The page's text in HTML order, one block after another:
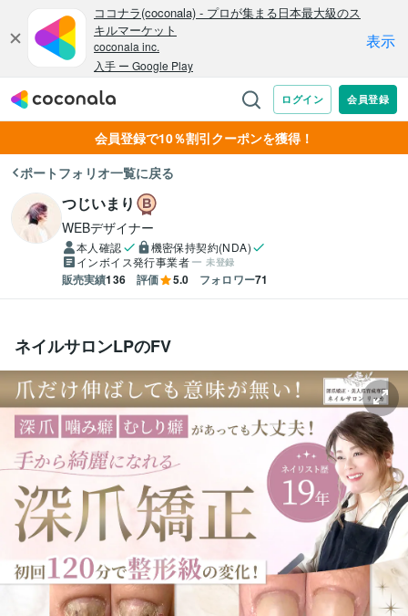
会員登録で10％割引クーポンを獲得！
ポートフォリオ一覧に戻る
つじいまり
WEBデザイナー
本人確認
機密保持契約(NDA)
インボイス発行事業者
未登録
販売実績136 評価 5.0 フォロワー71
ネイルサロンLPのFV